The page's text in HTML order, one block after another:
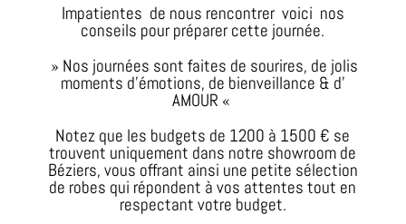
Impatientes de nous rencontrer voici nos
conseils pour préparer cette journée.
» Nos journées sont faites de sourires, de jolis
moments d’émotions, de bienveillance & d’
AMOUR «
Notez que les budgets de 1200 à 1500 € se
trouvent uniquement dans notre showroom de
Béziers, vous offrant ainsi une petite sélection
de robes qui répondent à vos attentes tout en
respectant votre budget.